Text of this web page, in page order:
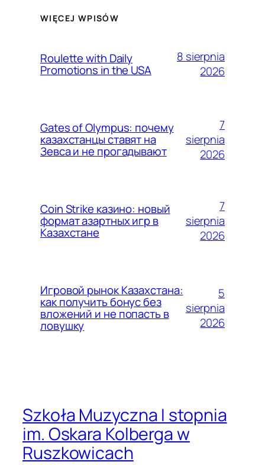
WIĘCEJ WPISÓW
Roulette with Daily
Promotions in the USA
8 sierpnia
2026
Gates of Olympus: почему
казахстанцы ставят на
Зевса и не прогадывают
7
sierpnia
2026
Coin Strike казино: новый
формат азартных игр в
Казахстане
7
sierpnia
2026
Игровой рынок Казахстана:
как получить бонус без
вложений и не попасть в
ловушку
5
sierpnia
2026
Szkoła Muzyczna I stopnia
im. Oskara Kolberga w
Ruszkowicach